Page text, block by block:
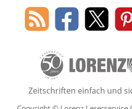
Social Media
Blog
des
Leserservice
Lorenz
Leserservice
Lorenz
50
Zeitschriften einfach und